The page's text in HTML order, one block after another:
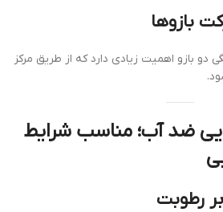
بازوها
دو بازو اهمیت زیادی دارد که از طریق مرکز
ضد آب؛ مناسب شرایط
رطوبت